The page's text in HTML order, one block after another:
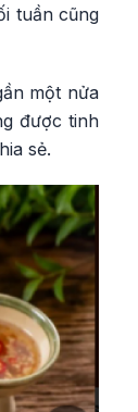
tuần cũng
một nửa
được tinh
sẻ.